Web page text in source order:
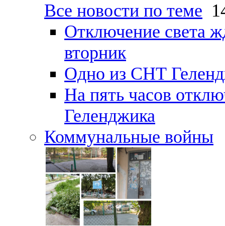
Все новости по теме
Отключение света
вторник
Одно из СНТ
На пять часов
Геленджика
Коммунальные войны